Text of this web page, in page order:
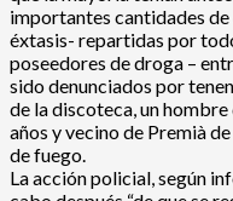
importantes cantidades de
éxtasis- repartidas por
poseedores de droga –
sido denunciados por
de la discoteca, un
años y vecino de Premià
de fuego.
La acción policial, según